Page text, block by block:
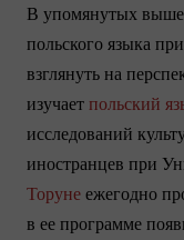
В упомянутых выше
польского языка
взглянуть на
изучает польский
исследований
иностранцев при
Торунеежегодно
в ее программе